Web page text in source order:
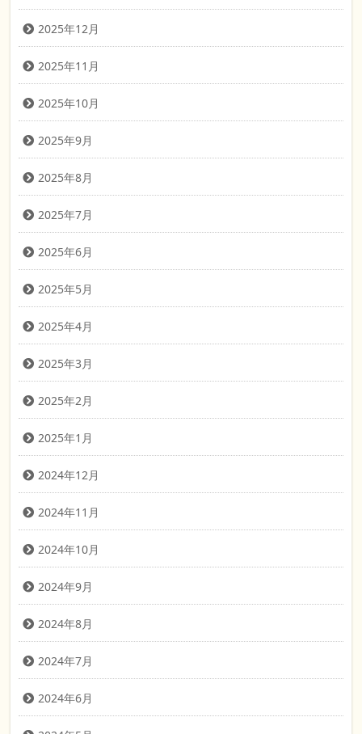
2025年12月
2025年11月
2025年10月
2025年9月
2025年8月
2025年7月
2025年6月
2025年5月
2025年4月
2025年3月
2025年2月
2025年1月
2024年12月
2024年11月
2024年10月
2024年9月
2024年8月
2024年7月
2024年6月